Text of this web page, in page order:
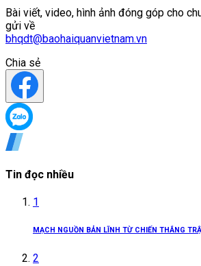
Bài viết, video, hình ảnh đóng góp cho
gửi về
bhqdt@baohaiquanvietnam.vn
Chia sẻ
Tin đọc nhiều
1
MẠCH NGUỒN BẢN LĨNH TỪ CHIẾN THẮNG
2